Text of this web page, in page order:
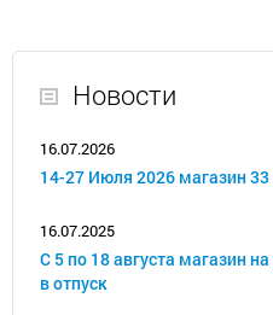
Новости
16.07.2026
14-27 Июля 2026 магазин
16.07.2025
С 5 по 18 августа магазин
в отпуск